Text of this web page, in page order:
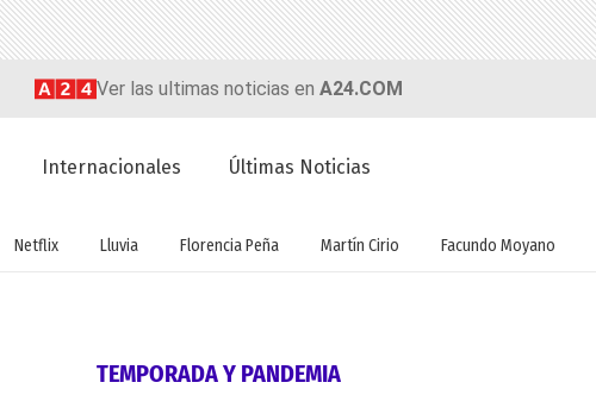
Ver las ultimas noticias en A24.COM
Internacionales Últimas Noticias
Netflix Lluvia Florencia Peña Martín Cirio Facundo Moyano
TEMPORADA Y PANDEMIA